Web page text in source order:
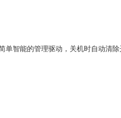
单智能的管理驱动，关机时自动清